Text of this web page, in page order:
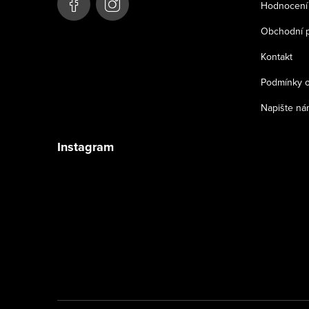
Obchodní
Kontakt
Podmínky
Napište
Instagram